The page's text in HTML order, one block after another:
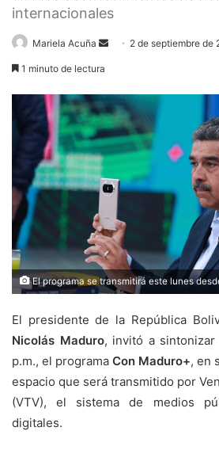
internacionales
Mariela Acuña
Send 2 de septiembre de
1 minuto de lectura
El programa se transmitirá este lunes
El presidente de la República
Nicolás Maduro, invitó a
p.m., el programa Con Maduro+, en
espacio que será transmitido por
(VTV), el sistema de medios
digitales.